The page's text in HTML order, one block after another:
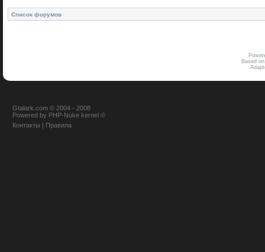
Список форумов
Based
Gtalark.com © 2004 - 2008
Powered by PHP-Nuke kernel ©
Контакты | Правила